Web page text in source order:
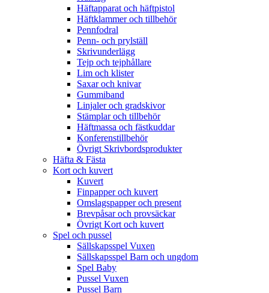
Häftapparat och häftpistol
Häftklammer och tillbehör
Pennfodral
Penn- och prylställ
Skrivunderlägg
Tejp och tejphållare
Lim och klister
Saxar och knivar
Gummiband
Linjaler och gradskivor
Stämplar och tillbehör
Häftmassa och fästkuddar
Konferenstillbehör
Övrigt Skrivbordsprodukter
Häfta & Fästa
Kort och kuvert
Kuvert
Finpapper och kuvert
Omslagspapper och present
Brevpåsar och provsäckar
Övrigt Kort och kuvert
Spel och pussel
Sällskapsspel Vuxen
Sällskapsspel Barn och ungdom
Spel Baby
Pussel Vuxen
Pussel Barn